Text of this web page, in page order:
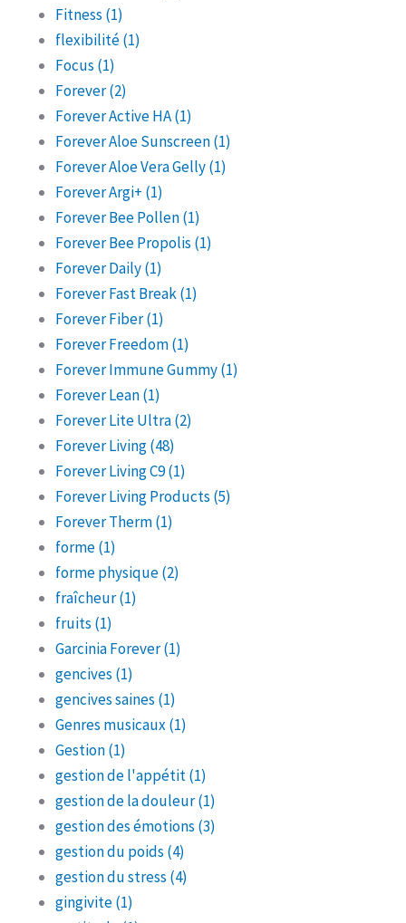
Fitness (1)
flexibilité(1)
Focus (1)
Forever(2)
Forever Active HA(1)
Forever Aloe Sunscreen(1)
Forever Aloe Vera Gelly(1)
Forever Argi+ (1)
Forever Bee Pollen(1)
Forever Bee Propolis (1)
Forever Daily(1)
Forever Fast Break(1)
Forever Fiber(1)
Forever Freedom(1)
Forever Immune Gummy(1)
Forever Lean(1)
Forever Lite Ultra(2)
Forever Living(48)
Forever Living C9(1)
Forever Living Products (5)
Forever Therm(1)
forme(1)
forme physique(2)
fraîcheur(1)
fruits (1)
Garcinia Forever(1)
gencives (1)
gencives saines (1)
Genres musicaux(1)
Gestion(1)
gestion de l'appétit(1)
gestion de la douleur(1)
gestion des émotions (3)
gestion du poids (4)
gestion du stress (4)
gingivite(1)